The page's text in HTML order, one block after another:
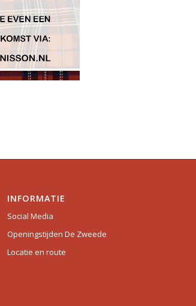
INFORMATIE
Social Media
Openingstijden De Zweede
Locatie en route